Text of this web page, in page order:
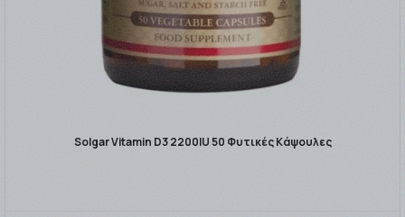
Solgar Vitamin D3 2200IU 50 Φυτικές Κάψουλες